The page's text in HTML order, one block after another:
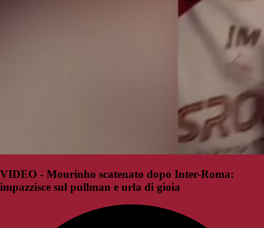
VIDEO - Mourinho scatenato dopo Inter-Roma:
impazzisce sul pullman e urla di gioia